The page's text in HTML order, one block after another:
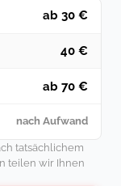
ab 30 €
40 €
ab 70 €
nach Aufwand
tatsächlichem
teilen wir Ihnen